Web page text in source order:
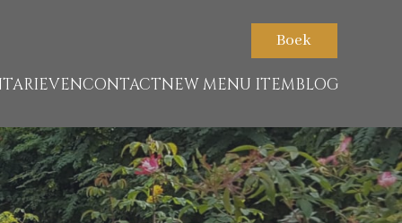
Boek
TARIEVENCONTACTNEW MENU ITEMBLOG